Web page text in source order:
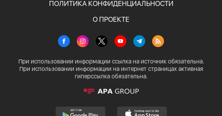
ПОЛИТИКА КОНФИДЕНЦИАЛЬНОСТИ
О ПРОЕКТЕ
При использовании информации ссылка на источник обязательна.
При использовании информации на интернет страницах активная
гиперссылка обязательна.